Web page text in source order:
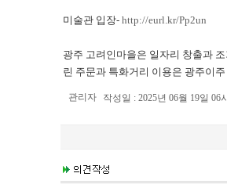
미술관 입장- http://eurl.kr/Pp2un
광주 고려인마을은 일자리 창출과
린 주문과 특화거리 이용은 광주이
관리자 작성일 : 2025년 06월 19일 06